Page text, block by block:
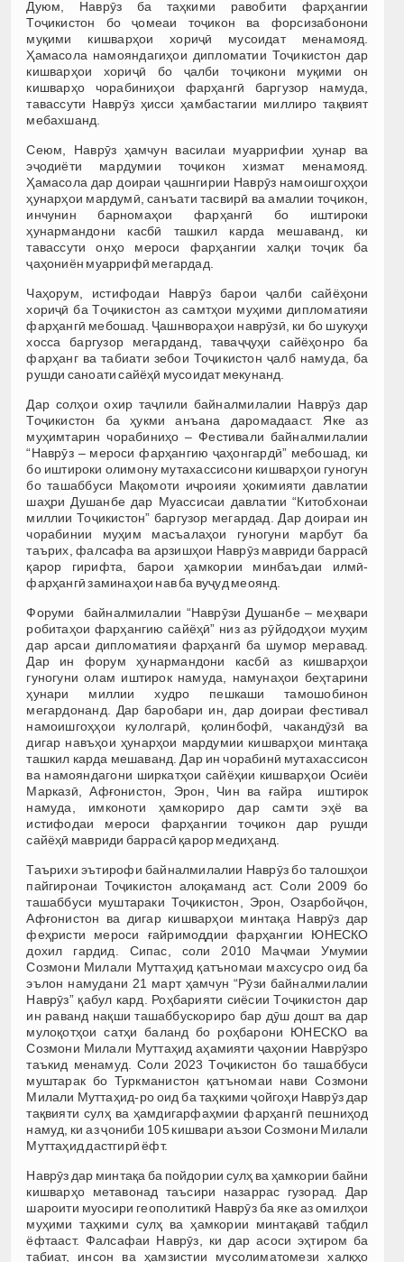
Дуюм, Наврӯз ба таҳкими равобити фарҳангии
Тоҷикистон бо ҷомеаи тоҷикон ва форсизабонони
муқими кишварҳои хориҷӣ мусоидат менамояд.
Ҳамасола намояндагиҳои дипломатии Тоҷикистон дар
кишварҳои хориҷӣ бо ҷалби тоҷикони муқими он
кишварҳо чорабиниҳои фарҳангӣ баргузор намуда,
тавассути Наврӯз ҳисси ҳамбастагии миллиро тақвият
мебахшанд.
Сеюм, Наврӯз ҳамчун василаи муаррифии ҳунар ва
эҷодиёти мардумии тоҷикон хизмат менамояд.
Ҳамасола дар доираи ҷашнгирии Наврӯз намоишгоҳҳои
ҳунарҳои мардумӣ, санъати тасвирӣ ва амалии тоҷикон,
инчунин барномаҳои фарҳангӣ бо иштироки
ҳунармандони касбӣ ташкил карда мешаванд, ки
тавассути онҳо мероси фарҳангии халқи тоҷик ба
ҷаҳониён муаррифӣ мегардад.
Чаҳорум, истифодаи Наврӯз барои ҷалби сайёҳони
хориҷӣ ба Тоҷикистон аз самтҳои муҳими дипломатияи
фарҳангӣ мебошад. Ҷашнвораҳои наврӯзӣ, ки бо шукуҳи
хосса баргузор мегарданд, таваҷҷуҳи сайёҳонро ба
фарҳанг ва табиати зебои Тоҷикистон ҷалб намуда, ба
рушди саноати сайёҳӣ мусоидат мекунанд.
Дар солҳои охир таҷлили байналмилалии Наврӯз дар
Тоҷикистон ба ҳукми анъана даромадааст. Яке аз
муҳимтарин чорабиниҳо – Фестивали байналмилалии
“Наврӯз – мероси фарҳангию ҷаҳонгардӣ” мебошад, ки
бо иштироки олимону мутахассисони кишварҳои гуногун
бо ташаббуси Мақомоти иҷроияи ҳокимияти давлатии
шаҳри Душанбе дар Муассисаи давлатии “Китобхонаи
миллии Тоҷикистон” баргузор мегардад. Дар доираи ин
чорабинии муҳим масъалаҳои гуногуни марбут ба
таърих, фалсафа ва арзишҳои Наврӯз мавриди баррасӣ
қарор гирифта, барои ҳамкории минбаъдаи илмӣ-
фарҳангӣ заминаҳои нав ба вуҷуд меоянд.
Форуми байналмилалии “Наврӯзи Душанбе – меҳвари
робитаҳои фарҳангию сайёҳӣ” низ аз рӯйдодҳои муҳим
дар арсаи дипломатияи фарҳангӣ ба шумор меравад.
Дар ин форум ҳунармандони касбӣ аз кишварҳои
гуногуни олам иштирок намуда, намунаҳои беҳтарини
ҳунари миллии худро пешкаши тамошобинон
мегардонанд. Дар баробари ин, дар доираи фестивал
намоишгоҳҳои кулолгарӣ, қолинбофӣ, чакандӯзӣ ва
дигар навъҳои ҳунарҳои мардумии кишварҳои минтақа
ташкил карда мешаванд. Дар ин чорабинӣ мутахассисон
ва намояндагони ширкатҳои сайёҳии кишварҳои Осиёи
Марказӣ, Афғонистон, Эрон, Чин ва ғайра иштирок
намуда, имконоти ҳамкориро дар самти эҳё ва
истифодаи мероси фарҳангии тоҷикон дар рушди
сайёҳӣ мавриди баррасӣ қарор медиҳанд.
Таърихи эътирофи байналмилалии Наврӯз бо талошҳои
пайгиронаи Тоҷикистон алоқаманд аст. Соли 2009 бо
ташаббуси муштараки Тоҷикистон, Эрон, Озарбойҷон,
Афғонистон ва дигар кишварҳои минтақа Наврӯз дар
феҳристи мероси ғайримоддии фарҳангии ЮНЕСКО
дохил гардид. Сипас, соли 2010 Маҷмаи Умумии
Созмони Милали Муттаҳид қатъномаи махсусро оид ба
эълон намудани 21 март ҳамчун “Рӯзи байналмилалии
Наврӯз” қабул кард. Роҳбарияти сиёсии Тоҷикистон дар
ин раванд нақши ташаббускориро бар дӯш дошт ва дар
мулоқотҳои сатҳи баланд бо роҳбарони ЮНЕСКО ва
Созмони Милали Муттаҳид аҳамияти ҷаҳонии Наврӯзро
таъкид менамуд. Соли 2023 Тоҷикистон бо ташаббуси
муштарак бо Туркманистон қатъномаи нави Созмони
Милали Муттаҳид-ро оид ба таҳкими ҷойгоҳи Наврӯз дар
тақвияти сулҳ ва ҳамдигарфаҳмии фарҳангӣ пешниҳод
намуд, ки аз ҷониби 105 кишвари аъзои Созмони Милали
Муттаҳид дастгирӣ ёфт.
Наврӯз дар минтақа ба пойдории сулҳ ва ҳамкории байни
кишварҳо метавонад таъсири назаррас гузорад. Дар
шароити муосири геополитикӣ Наврӯз ба яке аз омилҳои
муҳими таҳкими сулҳ ва ҳамкории минтақавӣ табдил
ёфтааст. Фалсафаи Наврӯз, ки дар асоси эҳтиром ба
табиат, инсон ва ҳамзистии мусолиматомези халқҳо